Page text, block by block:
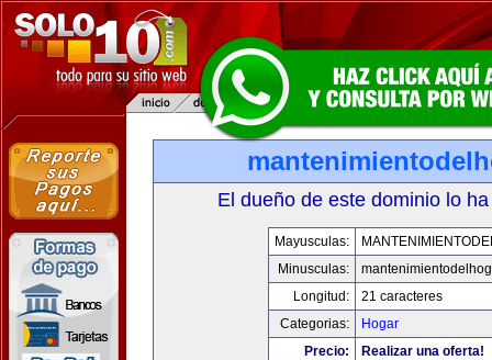
El dueño de este dominio lo
Mayusculas:
Minusculas:
Longitud:
21 caracteres
Categorias:
Hogar
Precio:
Realizar una oferta!